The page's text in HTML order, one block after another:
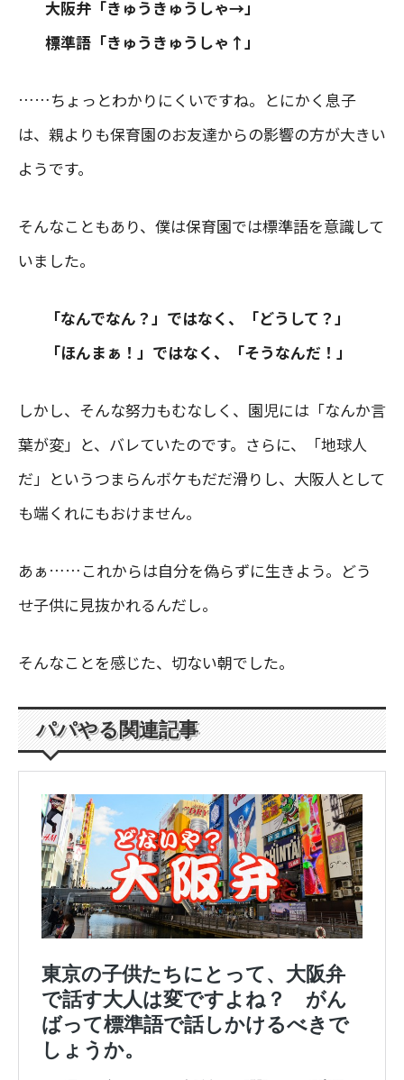
大阪弁「きゅうきゅうしゃ→」
標準語「きゅうきゅうしゃ↑」
……ちょっとわかりにくいですね。とにかく息子
は、親よりも保育園のお友達からの影響の方が大きい
ようです。
そんなこともあり、僕は保育園では標準語を意識して
いました。
「なんでなん？」ではなく、「どうして？」
「ほんまぁ！」ではなく、「そうなんだ！」
しかし、そんな努力もむなしく、園児には「なんか言
葉が変」と、バレていたのです。さらに、「地球人
だ」というつまらんボケもだだ滑りし、大阪人として
も端くれにもおけません。
あぁ……これからは自分を偽らずに生きよう。どう
せ子供に見抜かれるんだし。
そんなことを感じた、切ない朝でした。
パパやる関連記事